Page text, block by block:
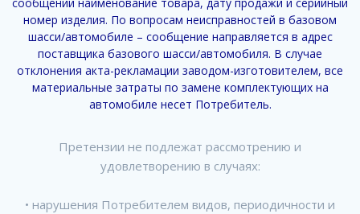
номер изделия. По вопросам неисправностей в базовом
шасси/автомобиле – сообщение направляется в адрес
поставщика базового шасси/автомобиля. В случае
отклонения акта-рекламации заводом-изготовителем, все
материальные затраты по замене комплектующих на
автомобиле несет Потребитель.
Претензии не подлежат рассмотрению и
удовлетворению в случаях:
• нарушения Потребителем видов, периодичности и